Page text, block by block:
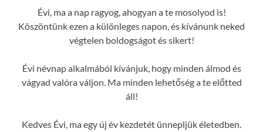
Évi, ma a nap ragyog, ahogyan a te mosolyod is!
Köszöntünk ezen a különleges napon, és kívánunk neked
végtelen boldogságot és sikert!
Évi névnap alkalmából kívánjuk, hogy minden álmod és
vágyad valóra váljon. Ma minden lehetőség a te előtted
áll!
Kedves Évi, ma egy új év kezdetét ünnepljük életedben.